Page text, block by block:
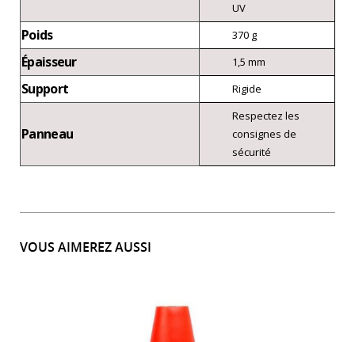
UV
Poids 370 g
Épaisseur 1,5 mm
Support Rigide
Panneau
Respectez les
consignes de
sécurité
VOUS AIMEREZ AUSSI